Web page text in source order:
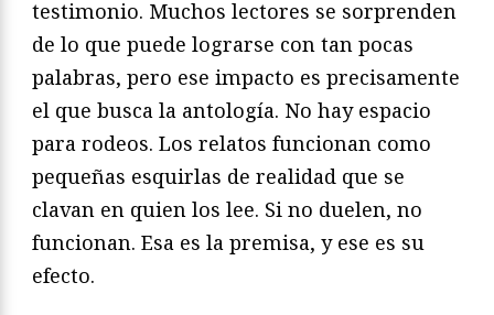
testimonio. Muchos lectores se sorprenden
de lo que puede lograrse con tan pocas
palabras, pero ese impacto es precisamente
el que busca la antología. No hay espacio
para rodeos. Los relatos funcionan como
pequeñas esquirlas de realidad que se
clavan en quien los lee. Si no duelen, no
funcionan. Esa es la premisa, y ese es su
efecto.